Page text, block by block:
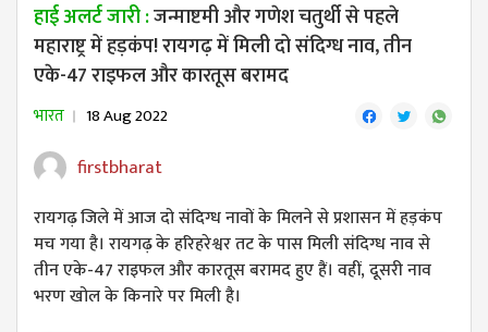
हाई अलर्ट जारी :जन्माष्टमी और गणेश चतुर्थी से पहले
महाराष्ट्र में हड़कंप! रायगढ़ में मिली दो संदिग्ध नाव, तीन
एके-47 राइफल और कारतूस बरामद
भारत 18 Aug 2022
firstbharat
रायगढ़ जिले में आज दो संदिग्ध नावों के मिलने से प्रशासन में हड़कंप
मच गया है। रायगढ़ के हरिहरेश्वर तट के पास मिली संदिग्ध नाव से
तीन एके-47 राइफल और कारतूस बरामद हुए हैं। वहीं, दूसरी नाव
भरण खोल के किनारे पर मिली है।